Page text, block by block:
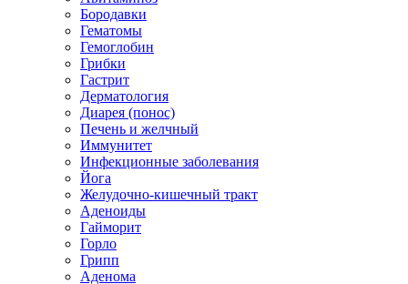
Бородавки
Гематомы
Гемоглобин
Грибки
Гастрит
Дерматология
Диарея (понос)
Печень и желчный
Иммунитет
Инфекционные заболевания
Йога
Желудочно-кишечный тракт
Аденоиды
Гайморит
Горло
Грипп
Аденома